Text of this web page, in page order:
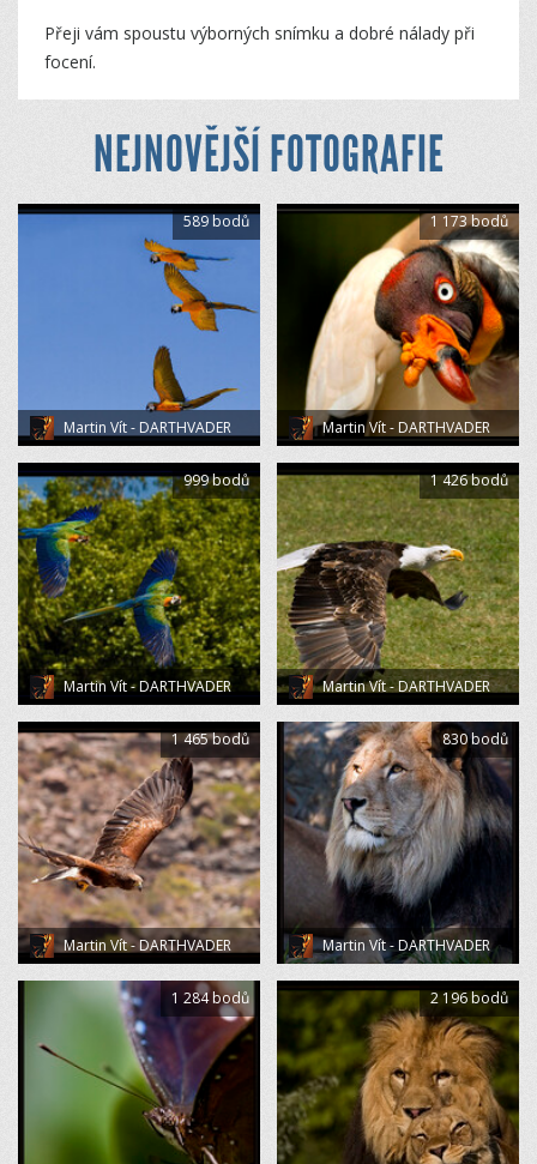
Přeji vám spoustu výborných snímku a dobré nálady při
focení.
NEJNOVĚJŠÍ FOTOGRAFIE
Martin Vít - DARTHVADER
589 bodů
Martin Vít - DARTHVADER
1 173 bodů
Martin Vít - DARTHVADER
999 bodů
Martin Vít - DARTHVADER
1 426 bodů
Martin Vít - DARTHVADER
1 465 bodů
Martin Vít - DARTHVADER
830 bodů
1 284 bodů 2 196 bodů